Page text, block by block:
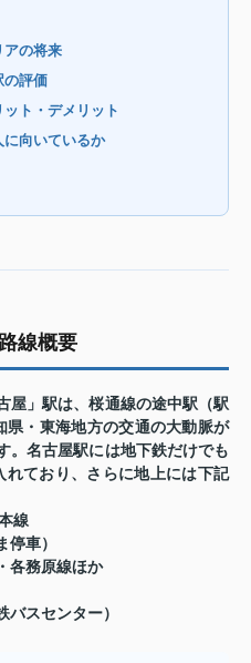
アの将来
の評価
ト・デメリット
向いているか
線概要
屋」駅は、桜通線の途中駅（駅
県・東海地方の交通の大動脈が
。名古屋駅には地下鉄だけでも
ており、さらに地上には下記
線
車）
各務原線ほか
スセンター）